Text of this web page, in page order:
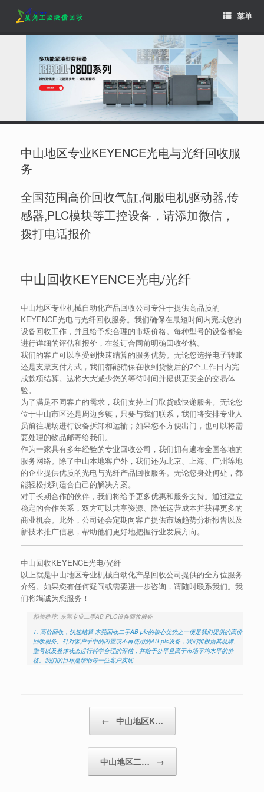
content
菜单
中山地区专业KEYENCE光电与光纤回收服
务
全国范围高价回收气缸,伺服电机驱动器,传
感器,PLC模块等工控设备，请添加微信，
拨打电话报价
中山回收KEYENCE光电/光纤
中山地区专业机械自动化产品回收公司专注于提供高品质的
KEYENCE光电与光纤回收服务。我们确保在最短时间内完成您的
设备回收工作，并且给予您合理的市场价格。每种型号的设备都会
进行详细的评估和报价，在签订合同前明确回收价格。
我们的客户可以享受到快速结算的服务优势。无论您选择电子转账
还是支票支付方式，我们都能确保在收到货物后的7个工作日内完
成款项结算。这将大大减少您的等待时间并提供更安全的交易体
验。
为了满足不同客户的需求，我们支持上门取货或快递服务。无论您
位于中山市区还是周边乡镇，只要与我们联系，我们将安排专业人
员前往现场进行设备拆卸和运输；如果您不方便出门，也可以将需
要处理的物品邮寄给我们。
作为一家具有多年经验的专业回收公司，我们拥有遍布全国各地的
服务网络。除了中山本地客户外，我们还为北京、上海、广州等地
的企业提供优质的光电与光纤产品回收服务。无论您身处何处，都
能轻松找到适合自己的解决方案。
对于长期合作的伙伴，我们将给予更多优惠和服务支持。通过建立
稳定的合作关系，双方可以共享资源、降低运营成本并获得更多的
商业机会。此外，公司还会定期向客户提供市场趋势分析报告以及
新技术推广信息，帮助他们更好地把握行业发展方向。
中山回收KEYENCE光电/光纤
以上就是中山地区专业机械自动化产品回收公司提供的全方位服务
介绍。如果您有任何疑问或需要进一步咨询，请随时联系我们。我
们将竭诚为您服务！
相关推荐: 东莞专业二手AB PLC设备回收服务
1. 高价回收，快速结算 东莞回收二手AB plc的核心优势之一便是我们提供的高价
回收服务。针对客户手中的闲置或不再使用的AB plc设备，我们将根据其品牌、
型号以及整体状态进行科学合理的评估，并给予公平且高于市场平均水平的价
格。我们的目标是帮助每一位客户实现…
← 中山地区K…
中山地区二… →